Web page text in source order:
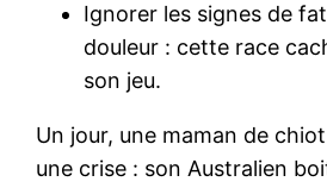
Ignorer les signes de
douleur : cette race
son jeu.
Un jour, une maman de
une crise : son Australien